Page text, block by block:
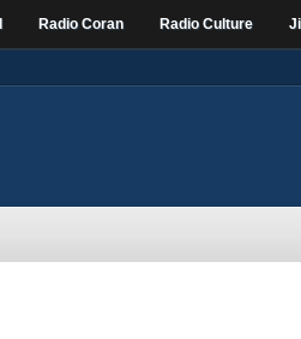
Radio Coran Radio Culture